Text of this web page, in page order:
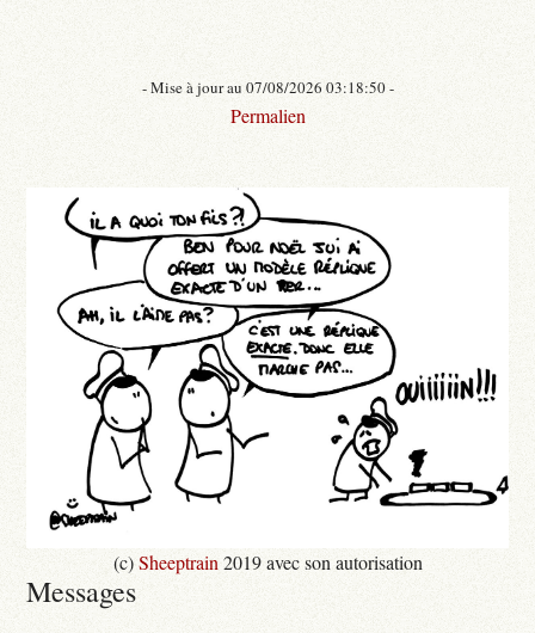
- Mise à jour au 07/08/2026 03:18:50 -
Permalien
(c)Sheeptrain 2019 avec son autorisation
Messages